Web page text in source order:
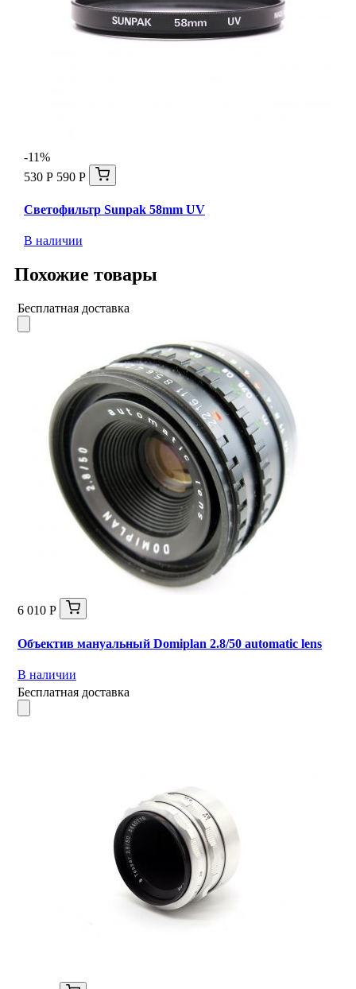
-11%
530 Р 590 Р
Светофильтр Sunpak 58mm UV
В наличии
Похожие товары
Бесплатная доставка
6 010 Р
Объектив мануальный Domiplan 2.8/50 automatic lens
В наличии
Бесплатная доставка